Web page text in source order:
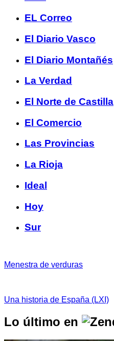
EL Correo
El Diario Vasco
El Diario Montañés
La Verdad
El Norte de Castilla
El Comercio
Las Provincias
La Rioja
Ideal
Hoy
Sur
Menestra de verduras
Una historia de España (LXI)
Lo último en